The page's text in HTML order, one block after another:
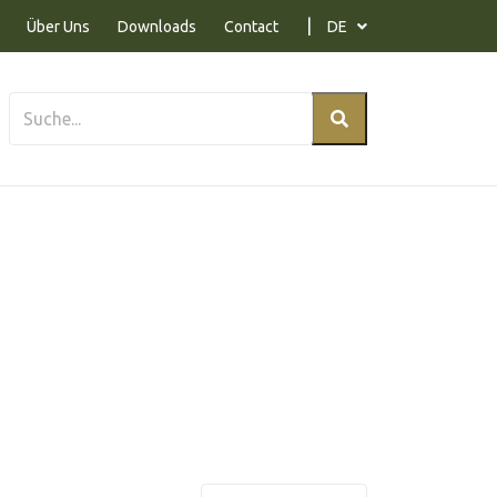
Über Uns Downloads Contact DE